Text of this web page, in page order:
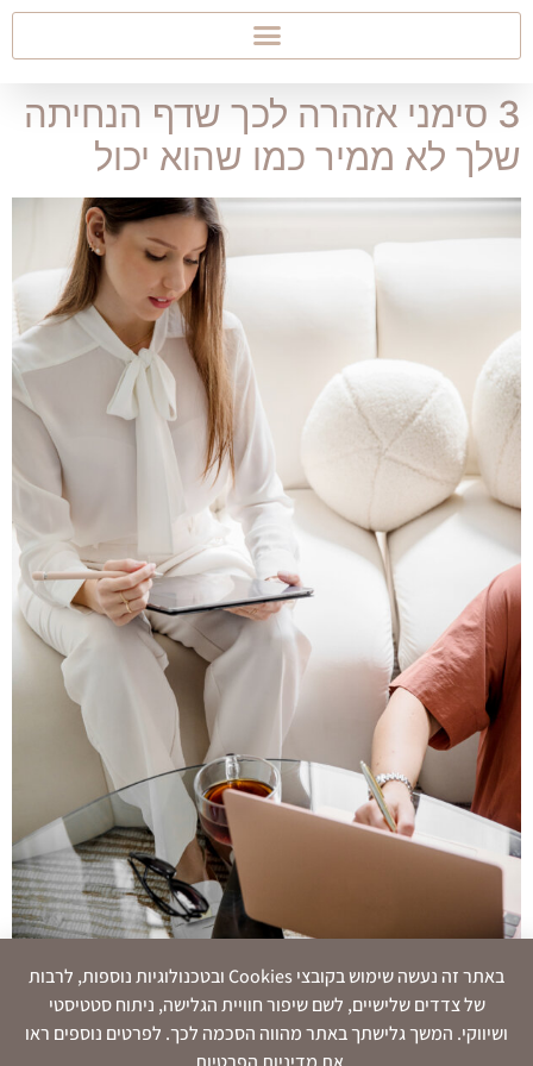
3 סימני אזהרה לכך שדף הנחיתה
שלך לא ממיר כמו שהוא יכול
הפוסט הזה נועד כדי שתוכלי לבדוק האם גם את צריכה
לעשות שינויים כלשהם בדף הנחיתה שלך כדי שיממש את
הפוטנציאל שלו, ושלא תרגישי יותר שדף הנחיתה "לא
באתר זה נעשה שימוש בקובצי Cookies ובטכנולוגיות נוספות, לרבות
של צדדים שלישיים, לשם שיפור חוויית הגלישה, ניתוח סטטיסטי
ושיווקי. המשך גלישתך באתר מהווה הסכמה לכך. לפרטים נוספים ראו